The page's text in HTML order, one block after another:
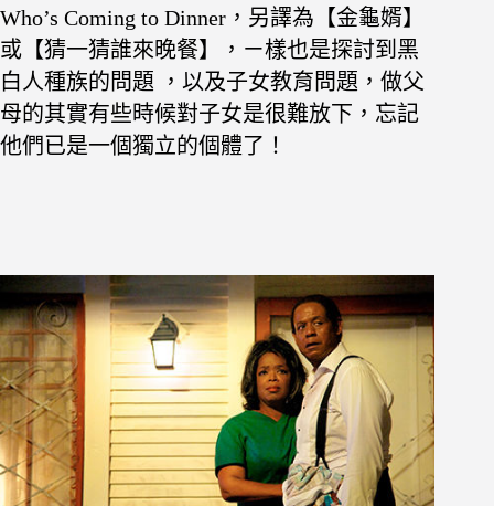
Who’s Coming to Dinner，另譯為【金龜婿】
或【猜一猜誰來晚餐】，ㄧ樣也是探討到黑
白人種族的問題 ，以及子女教育問題，做父
母的其實有些時候對子女是很難放下，忘記
他們已是一個獨立的個體了！